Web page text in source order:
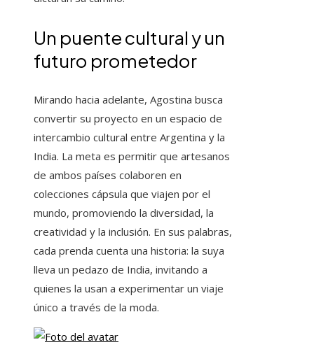
Un puente cultural y un
futuro prometedor
Mirando hacia adelante, Agostina busca
convertir su proyecto en un espacio de
intercambio cultural entre Argentina y la
India. La meta es permitir que artesanos
de ambos países colaboren en
colecciones cápsula que viajen por el
mundo, promoviendo la diversidad, la
creatividad y la inclusión. En sus palabras,
cada prenda cuenta una historia: la suya
lleva un pedazo de India, invitando a
quienes la usan a experimentar un viaje
único a través de la moda.